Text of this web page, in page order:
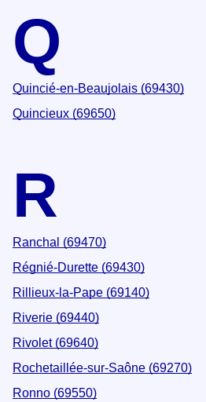
Q
Quincié-en-Beaujolais (69430)
Quincieux (69650)
R
Ranchal (69470)
Régnié-Durette (69430)
Rillieux-la-Pape (69140)
Riverie (69440)
Rivolet (69640)
Rochetaillée-sur-Saône (69270)
Ronno (69550)